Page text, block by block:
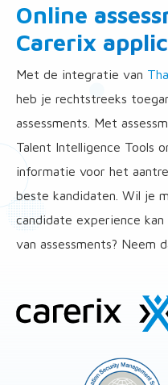
Online
Carerix
Met de integratie van
heb je rechtstreeks
assessments. Met
Talent Intelligence Tools
informatie voor het
beste kandidaten. Wil je
candidate experience
van assessments? Neem
Site
footer